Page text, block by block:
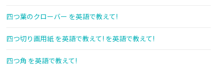
四つ葉のクローバー を英語で教えて!
四つ切り画用紙 を英語で教えて! を英語で教えて!
四つ角 を英語で教えて!